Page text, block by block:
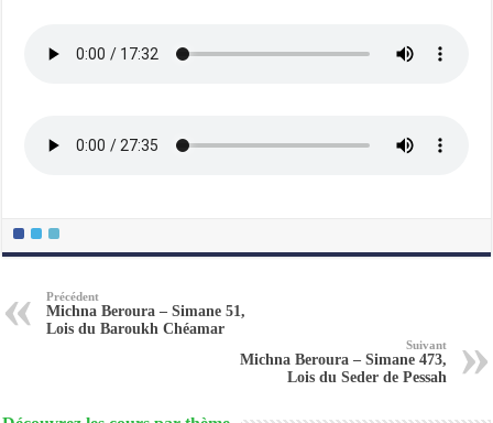
Précédent
Michna Beroura – Simane 51,
Lois du Baroukh Chéamar
Suivant
Michna Beroura – Simane 473,
Lois du Seder de Pessah